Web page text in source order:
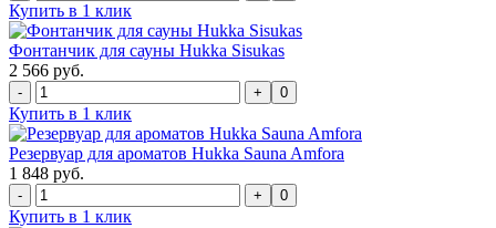
Купить в 1 клик
Фонтанчик для сауны Hukka Sisukas
2 566 руб.
0
Купить в 1 клик
Резервуар для ароматов Hukka Sauna Amfora
1 848 руб.
0
Купить в 1 клик